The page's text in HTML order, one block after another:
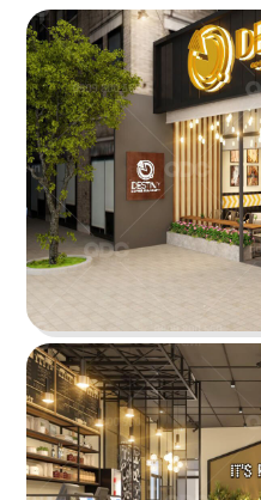
HỆ
THE STREET
The Street được
đáo, xen lẫn hơi thở
vẻ đẹp Việt Nam